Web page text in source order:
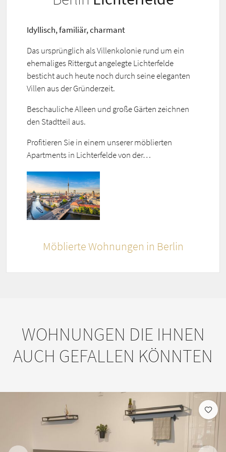
Idyllisch, familiär, charmant
Das ursprünglich als Villenkolonie rund um ein
ehemaliges Rittergut angelegte Lichterfelde
besticht auch heute noch durch seine eleganten
Villen aus der Gründerzeit.
Beschauliche Alleen und große Gärten zeichnen
den Stadtteil aus.
Profitieren Sie in einem unserer möblierten
Apartments in Lichterfelde von der…
Möblierte Wohnungen in Berlin
WOHNUNGEN DIE IHNEN
AUCH GEFALLEN KÖNNTEN